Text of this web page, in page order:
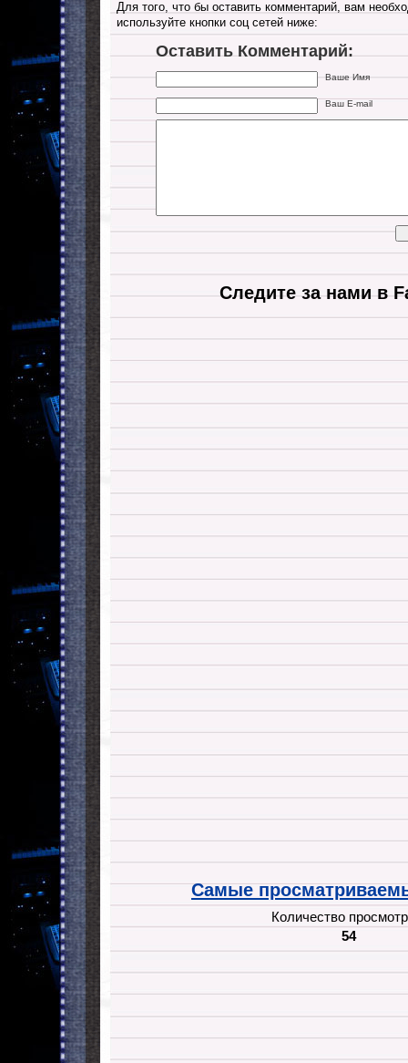
Для того, что бы оставить комментарий, вам
используйте кнопки соц сетей ниже:
Оставить Комментарий:
Ваше Имя
Ваш E-mail
Следите за нами в
Самые
Количество
54